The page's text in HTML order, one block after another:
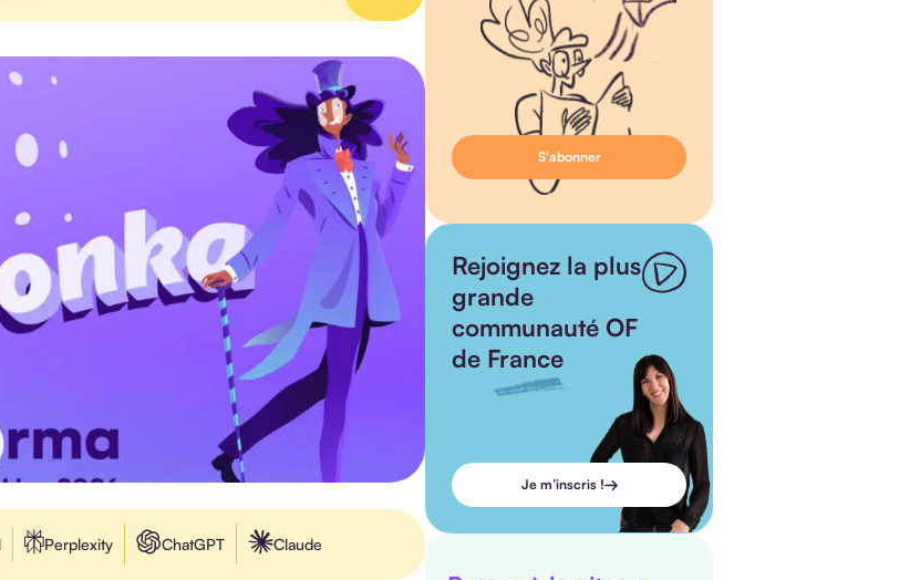
Perplexity ChatGPT Claude
Rejoignez la plus
grande
communauté OF
de France
Je m’inscris !